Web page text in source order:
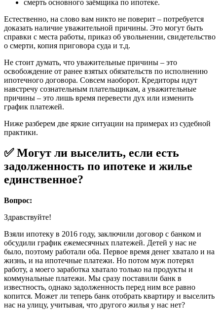
смерть основного заёмщика по ипотеке.
Естественно, на слово вам никто не поверит – потребуется
доказать наличие уважительной причины. Это могут быть
справки с места работы, приказ об увольнении, свидетельство
о смерти, копия приговора суда и т.д.
Не стоит думать, что уважительные причины – это
освобождение от ранее взятых обязательств по исполнению
ипотечного договора. Совсем наоборот. Кредиторы идут
навстречу сознательным плательщикам, а уважительные
причины – это лишь время перевести дух или изменить
график платежей.
Ниже разберем две яркие ситуации на примерах из судебной
практики.
✅ Могут ли выселить, если есть
задолженность по ипотеке и жилье
единственное?
Вопрос:
Здравствуйте!
Взяли ипотеку в 2016 году, заключили договор с банком и
обсудили график ежемесячных платежей. Детей у нас не
было, поэтому работали оба. Первое время денег хватало и на
жизнь, и на ипотечные платежи. Но потом муж потерял
работу, а моего заработка хватало только на продукты и
коммунальные платежи. Мы сразу поставили банк в
известность, однако задолженность перед ним все равно
копится. Может ли теперь банк отобрать квартиру и выселить
нас на улицу, учитывая, что другого жилья у нас нет?